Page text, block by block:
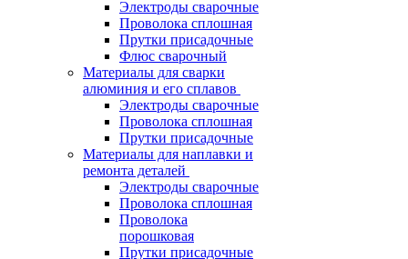
Электроды сварочные
Проволока сплошная
Прутки присадочные
Флюс сварочный
Материалы для сварки
алюминия и его сплавов
Электроды сварочные
Проволока сплошная
Прутки присадочные
Материалы для наплавки и
ремонта деталей
Электроды сварочные
Проволока сплошная
Проволока
порошковая
Прутки присадочные